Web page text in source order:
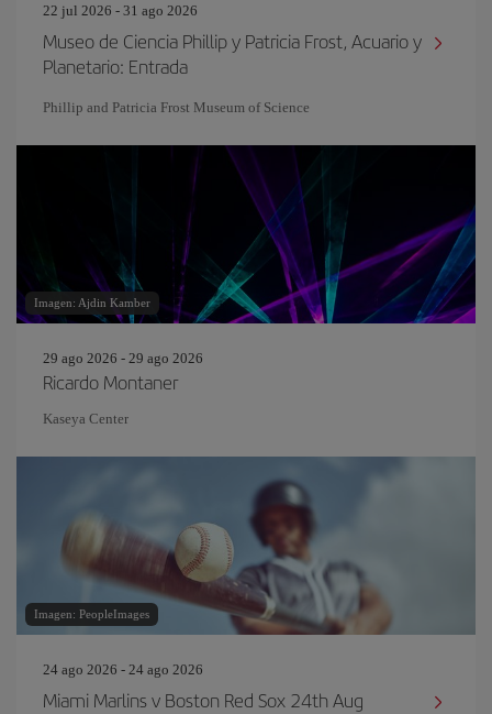
22 jul 2026 - 31 ago 2026
Museo de Ciencia Phillip y Patricia Frost, Acuario y
Planetario: Entrada
Phillip and Patricia Frost Museum of Science
Imagen: Ajdin Kamber
29 ago 2026 - 29 ago 2026
Ricardo Montaner
Kaseya Center
Imagen: PeopleImages
24 ago 2026 - 24 ago 2026
Miami Marlins v Boston Red Sox 24th Aug